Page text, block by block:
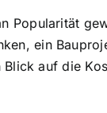
Popularität
ein
Blick aufdie